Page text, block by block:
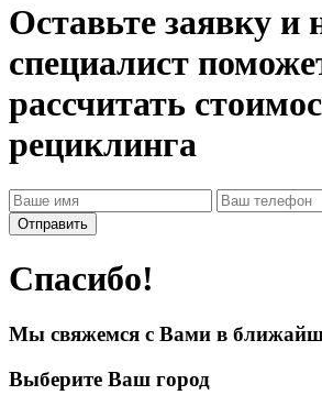
Оставьте заявку и
специалист
рассчитать
рециклинга
Спасибо!
Мы свяжемся с Вами в
Выберите Ваш город